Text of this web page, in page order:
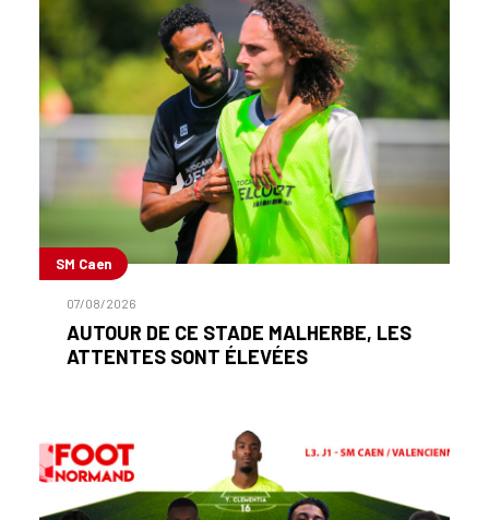
SM Caen
07/08/2026
AUTOUR DE CE STADE MALHERBE, LES
ATTENTES SONT ÉLEVÉES